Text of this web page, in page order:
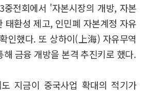
전회에서 '자본시장의 개방, 자본
태환성 제고, 인민폐 자본계정 자유
인했다. 또 상하이(上海) 자유무역
금융 개방을 본격 추진키로 했다.
지금이 중국사업 확대의 적기가